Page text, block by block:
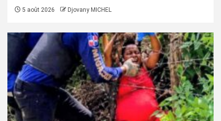
5 août 2026 Djovany MICHEL